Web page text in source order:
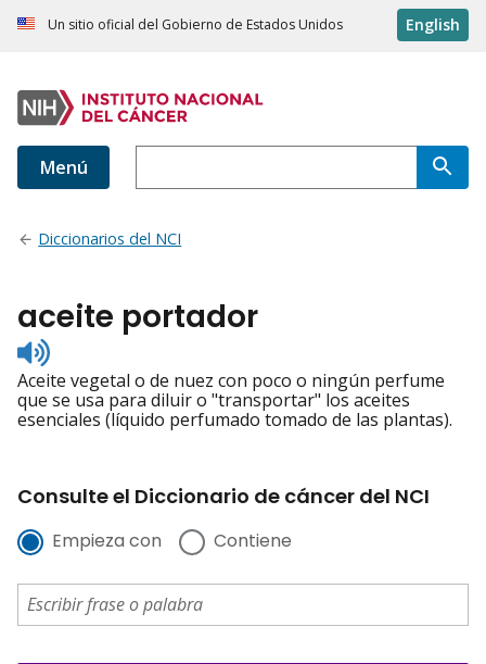
Un sitio oficial del Gobierno de Estados Unidos English
Menú
Diccionarios del NCI
aceite portador
Listen
to
pronunciation
Aceite vegetal o de nuez con poco o ningún perfume
que se usa para diluir o "transportar" los aceites
esenciales (líquido perfumado tomado de las plantas).
Consulte el Diccionario de cáncer del NCI
Empieza con Contiene